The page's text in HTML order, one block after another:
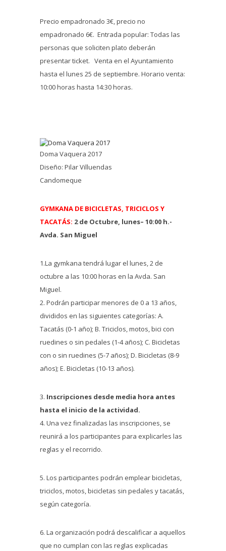
Precio empadronado 3€, precio no
empadronado 6€. Entrada popular: Todas las
personas que soliciten plato deberán
presentar ticket. Venta en el Ayuntamiento
hasta el lunes 25 de septiembre. Horario venta:
10:00 horas hasta 14:30 horas.
Doma Vaquera 2017
Diseño: Pilar Villuendas
Candomeque
GYMKANA DE BICICLETAS, TRICICLOS Y
TACATÁS: 2 de Octubre, lunes– 10:00 h.-
Avda. San Miguel
1.La gymkana tendrá lugar el lunes, 2 de
octubre a las 10:00 horas en la Avda. San
Miguel.
2. Podrán participar menores de 0 a 13 años,
divididos en las siguientes categorías: A.
Tacatás (0-1 año); B. Triciclos, motos, bici con
ruedines o sin pedales (1-4 años); C. Bicicletas
con o sin ruedines (5-7 años); D. Bicicletas (8-9
años); E. Bicicletas (10-13 años).
3. Inscripciones desde media hora antes
hasta el inicio de la actividad.
4. Una vez finalizadas las inscripciones, se
reunirá a los participantes para explicarles las
reglas y el recorrido.
5. Los participantes podrán emplear bicicletas,
triciclos, motos, bicicletas sin pedales y tacatás,
según categoría.
6. La organización podrá descalificar a aquellos
que no cumplan con las reglas explicadas